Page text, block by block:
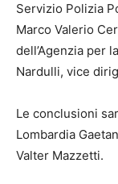
Servizio Polizia
Marco Valerio
dell’Agenzia per
Nardulli, vice
Le conclusioni
Lombardia
Valter Mazzetti.